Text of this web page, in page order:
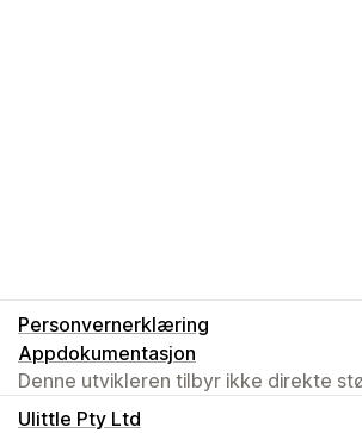
Personvernerklæring
Appdokumentasjon
Denne utvikleren tilbyr ikke direkte
Ulittle Pty Ltd